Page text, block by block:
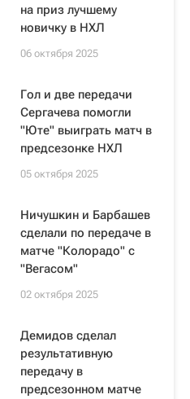
на приз лучшему
новичку в НХЛ
06 октября 2025
Гол и две передачи
Сергачева помогли
"Юте" выиграть матч в
предсезонке НХЛ
05 октября 2025
Ничушкин и Барбашев
сделали по передаче в
матче "Колорадо" с
"Вегасом"
02 октября 2025
Демидов сделал
результативную
передачу в
предсезонном матче